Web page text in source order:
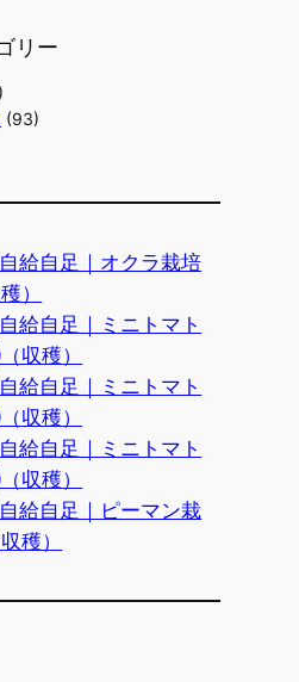
リー
(93)
給自足｜オクラ栽培
）
給自足｜ミニトマト
収穫）
給自足｜ミニトマト
収穫）
給自足｜ミニトマト
収穫）
給自足｜ピーマン栽
穫）